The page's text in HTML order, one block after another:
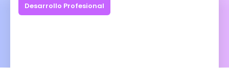
Desarrollo Profesional